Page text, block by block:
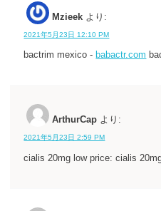
Mzieek より:
2021年5月23日 12:10 PM
bactrim mexico - babactr.com
ArthurCap より:
2021年5月23日 2:59 PM
cialis 20mg low price: cialis